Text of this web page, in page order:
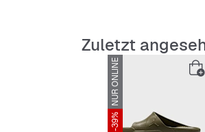
Schnell trocknend
Bequemer Slip-On-Verschluss
Zuletzt
NUR ONLINE
-39%